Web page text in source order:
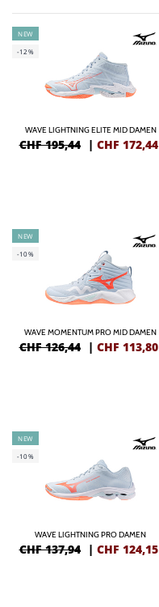
NEW
-12%
WAVE LIGHTNING ELITE MID DAMEN
CHF 195,44 | CHF 172,44
NEW
-10%
WAVE MOMENTUM PRO MID DAMEN
CHF 126,44 | CHF 113,80
NEW
-10%
WAVE LIGHTNING PRO DAMEN
CHF 137,94 | CHF 124,15